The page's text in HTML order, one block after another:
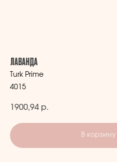
ЛАВАНДА
Turk Prime
4015
1900,94 р.
В корзину